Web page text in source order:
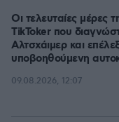
Οι τελευταίες μέρες
TikToker που
Αλτσχάιμερ και
υποβοηθούμενη
09.08.2026, 12:07